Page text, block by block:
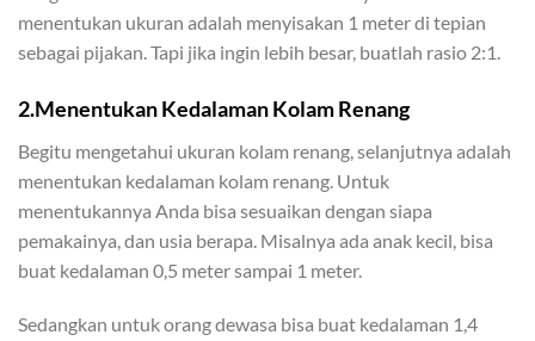
menentukan ukuran adalah menyisakan 1 meter di tepian
sebagai pijakan. Tapi jika ingin lebih besar, buatlah rasio 2:1.
2.Menentukan Kedalaman Kolam Renang
Begitu mengetahui ukuran kolam renang, selanjutnya adalah
menentukan kedalaman kolam renang. Untuk
menentukannya Anda bisa sesuaikan dengan siapa
pemakainya, dan usia berapa. Misalnya ada anak kecil, bisa
buat kedalaman 0,5 meter sampai 1 meter.
Sedangkan untuk orang dewasa bisa buat kedalaman 1,4